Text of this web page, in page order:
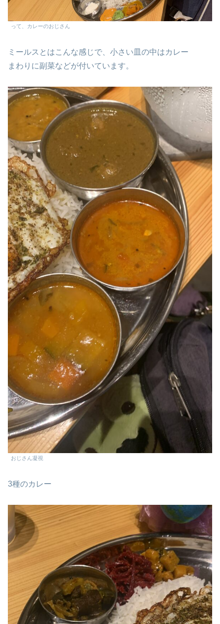
って、カレーのおじさん
ミールスとはこんな感じで、小さい皿の中はカレー
まわりに副菜などが付いています。
おじさん凝視
3種のカレー